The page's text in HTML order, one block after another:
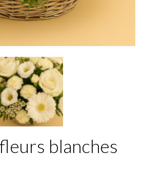
blanches